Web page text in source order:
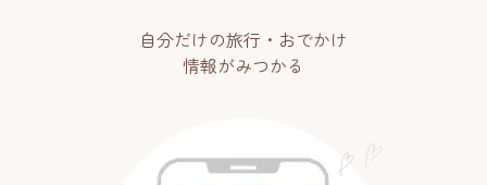
自分だけの旅行・おでかけ
情報がみつかる